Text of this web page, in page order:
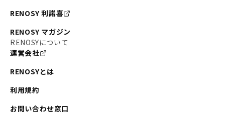
RENOSY 利諾喜
RENOSY マガジン
RENOSYについて
運営会社
RENOSYとは
利用規約
お問い合わせ窓口